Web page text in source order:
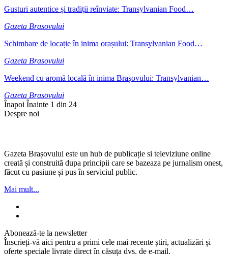
Gusturi autentice și tradiții reînviate: Transylvanian Food…
Gazeta Brasovului
Schimbare de locație în inima orașului: Transylvanian Food…
Gazeta Brasovului
Weekend cu aromă locală în inima Brașovului: Transylvanian…
Gazeta Brasovului
Înapoi Înainte 1 din 24
Despre noi
Gazeta Brașovului este un hub de publicație si televiziune online
creată și construită dupa principii care se bazeaza pe jurnalism onest,
făcut cu pasiune și pus în serviciul public.
Mai mult...
Abonează-te la newsletter
Înscrieți-vă aici pentru a primi cele mai recente știri, actualizări și
oferte speciale livrate direct în căsuța dvs. de e-mail.